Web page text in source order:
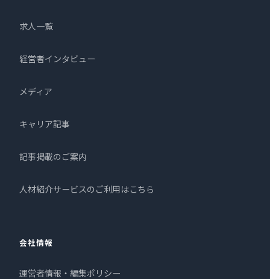
求人一覧
経営者インタビュー
メディア
キャリア記事
記事掲載のご案内
人材紹介サービスのご利用はこちら
会社情報
運営者情報・編集ポリシー